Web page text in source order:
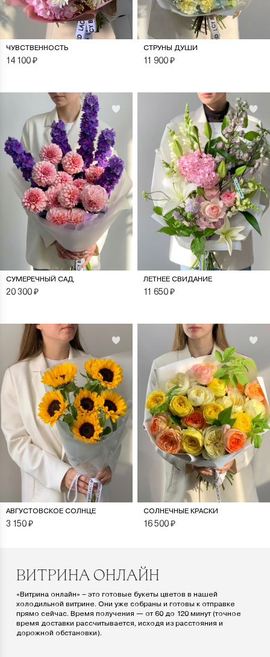
ЧУВСТВЕННОСТЬ
14 100₽
СТРУНЫ ДУШИ
11 900₽
СУМЕРЕЧНЫЙ САД
20 300₽
ЛЕТНЕЕ СВИДАНИЕ
11 650₽
АВГУСТОВСКОЕ СОЛНЦЕ
3 150₽
СОЛНЕЧНЫЕ КРАСКИ
16 500₽
ВИТРИНА ОНЛАЙН
«Витрина онлайн» – это готовые букеты цветов в нашей
холодильной витрине. Они уже собраны и готовы к отправке
прямо сейчас. Время получения — от 60 до 120 минут (точное
время доставки рассчитывается, исходя из расстояния и
дорожной обстановки).